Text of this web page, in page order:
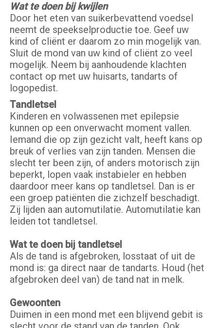
Wat te doen bij kwijlen
Door het eten van suikerbevattend voedsel
neemt de speekselproductie toe. Geef uw
kind of cliënt er daarom zo min mogelijk van.
Sluit de mond van uw kind of cliënt zo veel
mogelijk. Neem bij aanhoudende klachten
contact op met uw huisarts, tandarts of
logopedist.
Tandletsel
Kinderen en volwassenen met epilepsie
kunnen op een onverwacht moment vallen.
Iemand die op zijn gezicht valt, heeft kans op
breuk of verlies van zijn tanden. Mensen die
slecht ter been zijn, of anders motorisch zijn
beperkt, lopen vaak instabieler en hebben
daardoor meer kans op tandletsel. Dan is er
een groep patiënten die zichzelf beschadigt.
Zij lijden aan automutilatie. Automutilatie kan
leiden tot tandletsel.
Wat te doen bij tandletsel
Als de tand is afgebroken, losstaat of uit de
mond is: ga direct naar de tandarts. Houd (het
afgebroken deel van) de tand nat in melk.
Gewoonten
Duimen in een mond met een blijvend gebit is